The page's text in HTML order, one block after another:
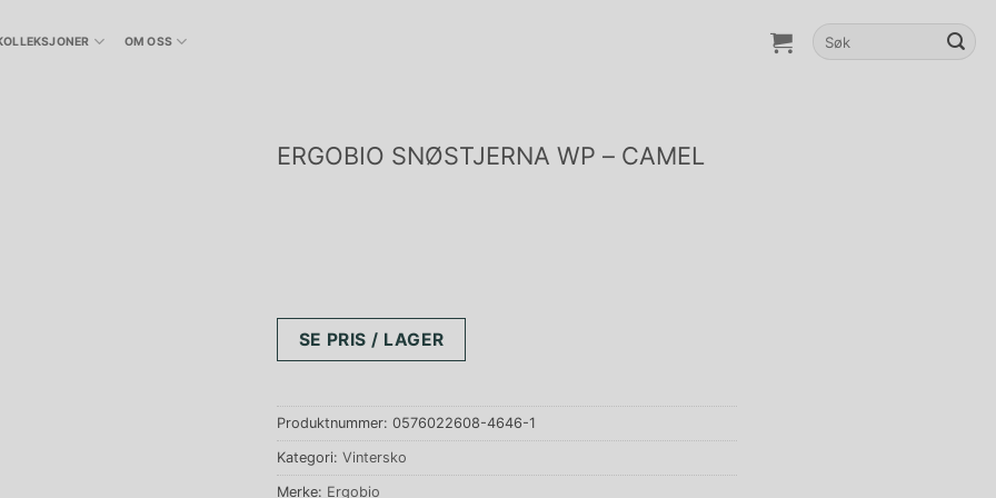
OM OSS
Søk
etter:
ERGOBIO SNØSTJERNA WP – CAMEL
SE PRIS / LAGER
Produktnummer: 0576022608-4646-1
Kategori: Vintersko
Merke: Ergobio